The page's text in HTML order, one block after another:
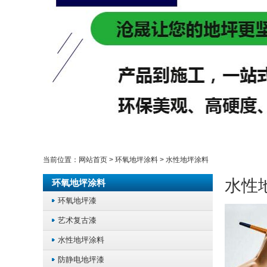
当前位置： 网站首页 > 环氧地坪涂料 > 水性地坪涂料
环氧地坪涂料
环氧地坪漆
艺术复古漆
水性地坪涂料
防静电地坪漆
水性